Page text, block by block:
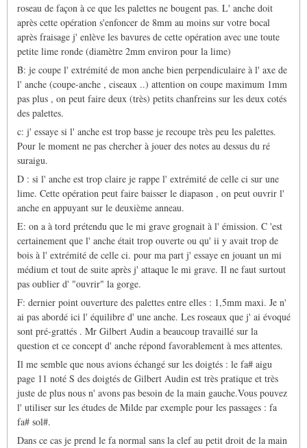
roseau de façon à ce que les palettes ne bougent pas. L' anche doit
après cette opération s'enfoncer de 8mm au moins sur votre bocal
après fraisage j' enlève les bavures de cette opération avec une toute
petite lime ronde (diamètre 2mm environ pour la lime)
B: je coupe l' extrémité de mon anche bien perpendiculaire à l' axe de
l' anche (coupe-anche , ciseaux ..) attention on coupe maximum 1mm
pas plus , on peut faire deux (très) petits chanfreins sur les deux cotés
des palettes.
c: j' essaye si l' anche est trop basse je recoupe très peu les palettes.
Pour le moment ne pas chercher à jouer des notes au dessus du ré
suraigu.
D : si l' anche est trop claire je rappe l' extrémité de celle ci sur une
lime. Cette opération peut faire baisser le diapason , on peut ouvrir l'
anche en appuyant sur le deuxième anneau.
E: on a à tord prétendu que le mi grave grognait à l' émission. C 'est
certainement que l' anche était trop ouverte ou qu' ii y avait trop de
bois à l' extrémité de celle ci. pour ma part j' essaye en jouant un mi
médium et tout de suite après j' attaque le mi grave. Il ne faut surtout
pas oublier d' "ouvrir" la gorge.
F: dernier point ouverture des palettes entre elles : 1,5mm maxi. Je n'
ai pas abordé ici l' équilibre d' une anche. Les roseaux que j' ai évoqué
sont pré-grattés . Mr Gilbert Audin a beaucoup travaillé sur la
question et ce concept d' anche répond favorablement à mes attentes.
Il me semble que nous avions échangé sur les doigtés : le fa# aigu
page 11 noté S des doigtés de Gilbert Audin est très pratique et très
juste de plus nous n' avons pas besoin de la main gauche.Vous pouvez
l' utiliser sur les études de Milde par exemple pour les passages : fa
fa# sol#.
Dans ce cas je prend le fa normal sans la clef au petit droit de la main